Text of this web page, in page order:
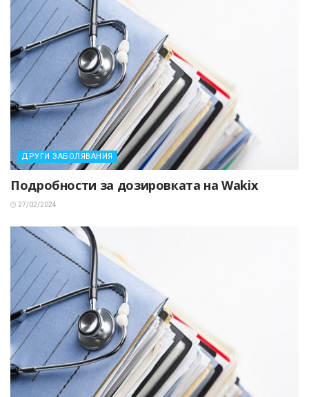
ДРУГИ ЗАБОЛЯВАНИЯ
Подробности за дозировката на Wakix
27/02/2024